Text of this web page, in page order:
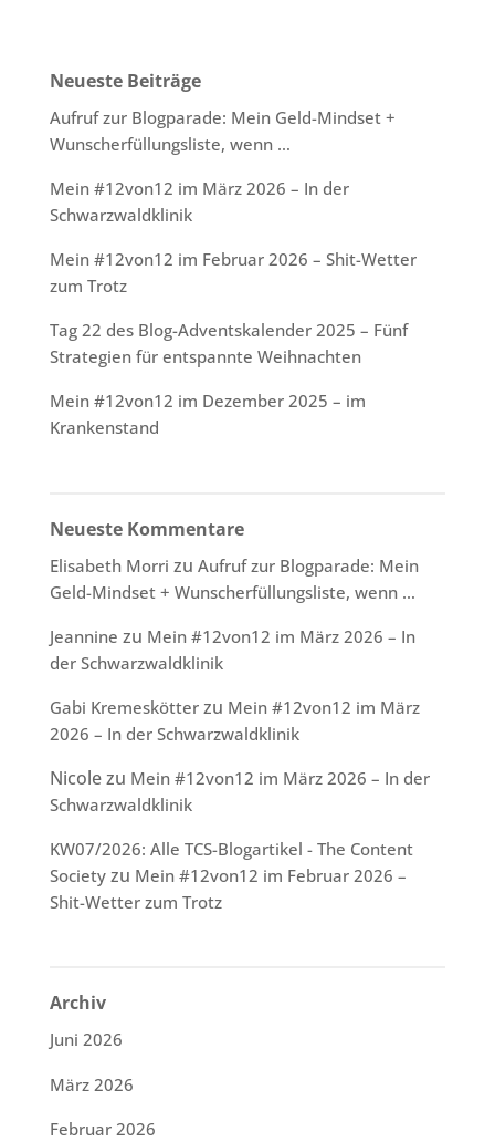
Neueste Beiträge
Aufruf zur Blogparade: Mein Geld-Mindset +
Wunscherfüllungsliste, wenn …
Mein #12von12 im März 2026 – In der
Schwarzwaldklinik
Mein #12von12 im Februar 2026 – Shit-Wetter
zum Trotz
Tag 22 des Blog-Adventskalender 2025 – Fünf
Strategien für entspannte Weihnachten
Mein #12von12 im Dezember 2025 – im
Krankenstand
Neueste Kommentare
Elisabeth Morri zu Aufruf zur Blogparade: Mein
Geld-Mindset + Wunscherfüllungsliste, wenn …
Jeannine zu Mein #12von12 im März 2026 – In
der Schwarzwaldklinik
Gabi Kremeskötterzu Mein #12von12 im März
2026 – In der Schwarzwaldklinik
Nicolezu Mein #12von12 im März 2026 – In der
Schwarzwaldklinik
KW07/2026: Alle TCS-Blogartikel - The Content
Societyzu Mein #12von12 im Februar 2026 –
Shit-Wetter zum Trotz
Archiv
Juni 2026
März 2026
Februar 2026